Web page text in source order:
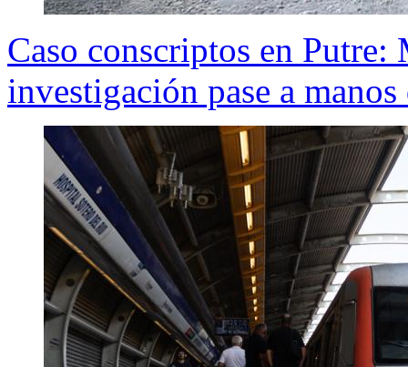
Caso conscriptos en
investigación pase a